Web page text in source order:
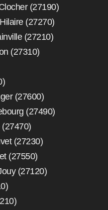
(27190)
(27270)
(27210)
(27310)
(27600)
(27490)
(27230)
(27550)
(27120)